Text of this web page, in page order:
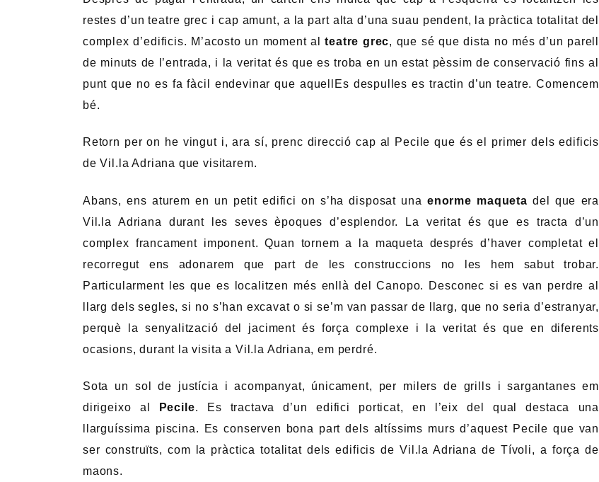
Cardenal Hipòlit d’Este a la mateixa població de Tívoli. Marbres, frescos i mosaics van ser
arrencats dels seus llocs originals i algunes de les estàtues que decoraven la vella Vil.la
van caure en les mans d’importants col·leccionistes, particularment, en les riques
col·leccions reals i cardenalícies que es proveïen del continu espoli.
Com explicava, Adrià no es va acontentar amb un petit palauet. El complex disposava de tot
tipus de comoditats a més d’estances per a tota la cort imperial, doncsVil.la Adriana no era
una mansió de cap de setmana, sinó el veritable lloc on es van decidir els designis de
l’Imperi durant llargues temporades i, particularment, durant els últims anys de vida de
l’Emperador Adriano.
A part d’un enorme palau es van erigir diverses termes, una gran biblioteca, un parell de
teatres (un d’ells l’original teatre marítim) o un hipòdrom. És a dir, tot un complex disposat
perquè Adrià no s’avorrís en els escassos moments en què les seves enormes
responsabilitats li permetessin gaudir d’una estona d’oci a Vil.la Adriana.